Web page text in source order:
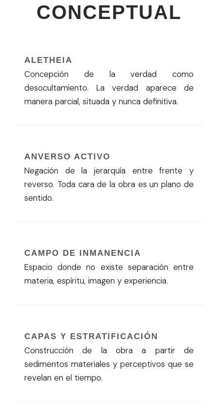
CONCEPTUAL
ALETHEIA
Concepción de la verdad como
desocultamiento. La verdad aparece de
manera parcial, situada y nunca definitiva.
ANVERSO ACTIVO
Negación de la jerarquía entre frente y
reverso. Toda cara de la obra es un plano de
sentido.
CAMPO DE INMANENCIA
Espacio donde no existe separación entre
materia, espíritu, imagen y experiencia.
CAPAS Y ESTRATIFICACIÓN
Construcción de la obra a partir de
sedimentos materiales y perceptivos que se
revelan en el tiempo.